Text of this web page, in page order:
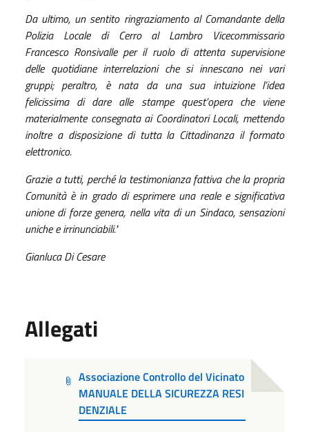
Da ultimo, un sentito ringraziamento al Comandante della
Polizia Locale di Cerro al Lambro Vicecommissario
Francesco Ronsivalle per il ruolo di attenta supervisione
delle quotidiane interrelazioni che si innescano nei vari
gruppi; peraltro, è nata da una sua intuizione l’idea
felicissima di dare alle stampe quest’opera che viene
materialmente consegnata ai Coordinatori Locali, mettendo
inoltre a disposizione di tutta la Cittadinanza il formato
elettronico.
Grazie a tutti, perché la testimonianza fattiva che la propria
Comunità è in grado di esprimere una reale e significativa
unione di forze genera, nella vita di un Sindaco, sensazioni
uniche e irrinunciabili."
Gianluca Di Cesare
Allegati
Associazione Controllo del Vicinato
MANUALE DELLA SICUREZZA RESI
DENZIALE